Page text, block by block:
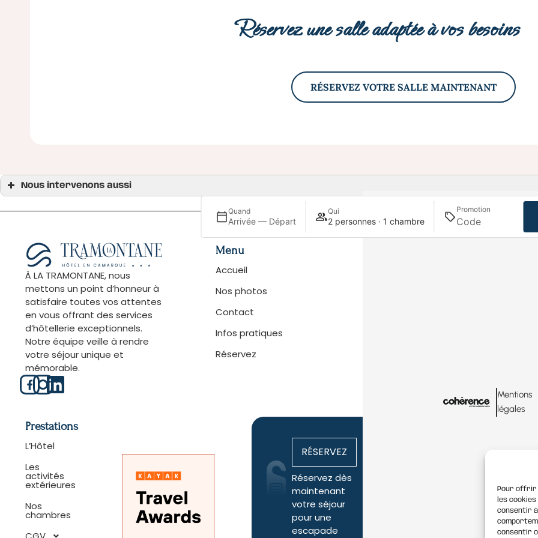
Pour offrir
les
consentir
consentir
Réservez une salle adaptée à vos besoins
RÉSERVEZ VOTRE SALLE MAINTENANT
Nous intervenons aussi
Hôtel atypique marseille
Hôtel atypique nîmes
Hôtel atypique petite camargue
À LA TRAMONTANE, nous
mettons un point d’honneur à
satisfaire toutes vos attentes
en vous offrant des services
d’hôtellerie exceptionnels.
Notre équipe veille à rendre
votre séjour unique et
mémorable.
Menu
Accueil
Nos photos
Contact
Infos pratiques
Réservez
Prestations
L’Hôtel
Les
activités
extérieures
Nos
chambres
RÉSERVEZ
Réservez dès
maintenant
votre séjour
pour une
escapade
Mentions
légales
Quand
Arrivée — Départ
Qui
2 personnes · 1 chambre
Promotion